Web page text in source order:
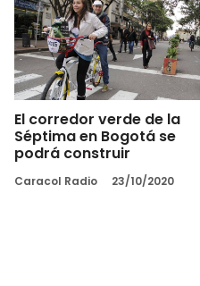
El corredor verde de la
Séptima en Bogotá se
podrá construir
Caracol Radio 23/10/2020